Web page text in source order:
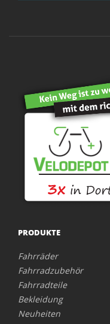
PRODUKTE
Fahrräder
Fahrradzubehör
Fahrradteile
Bekleidung
Neuheiten